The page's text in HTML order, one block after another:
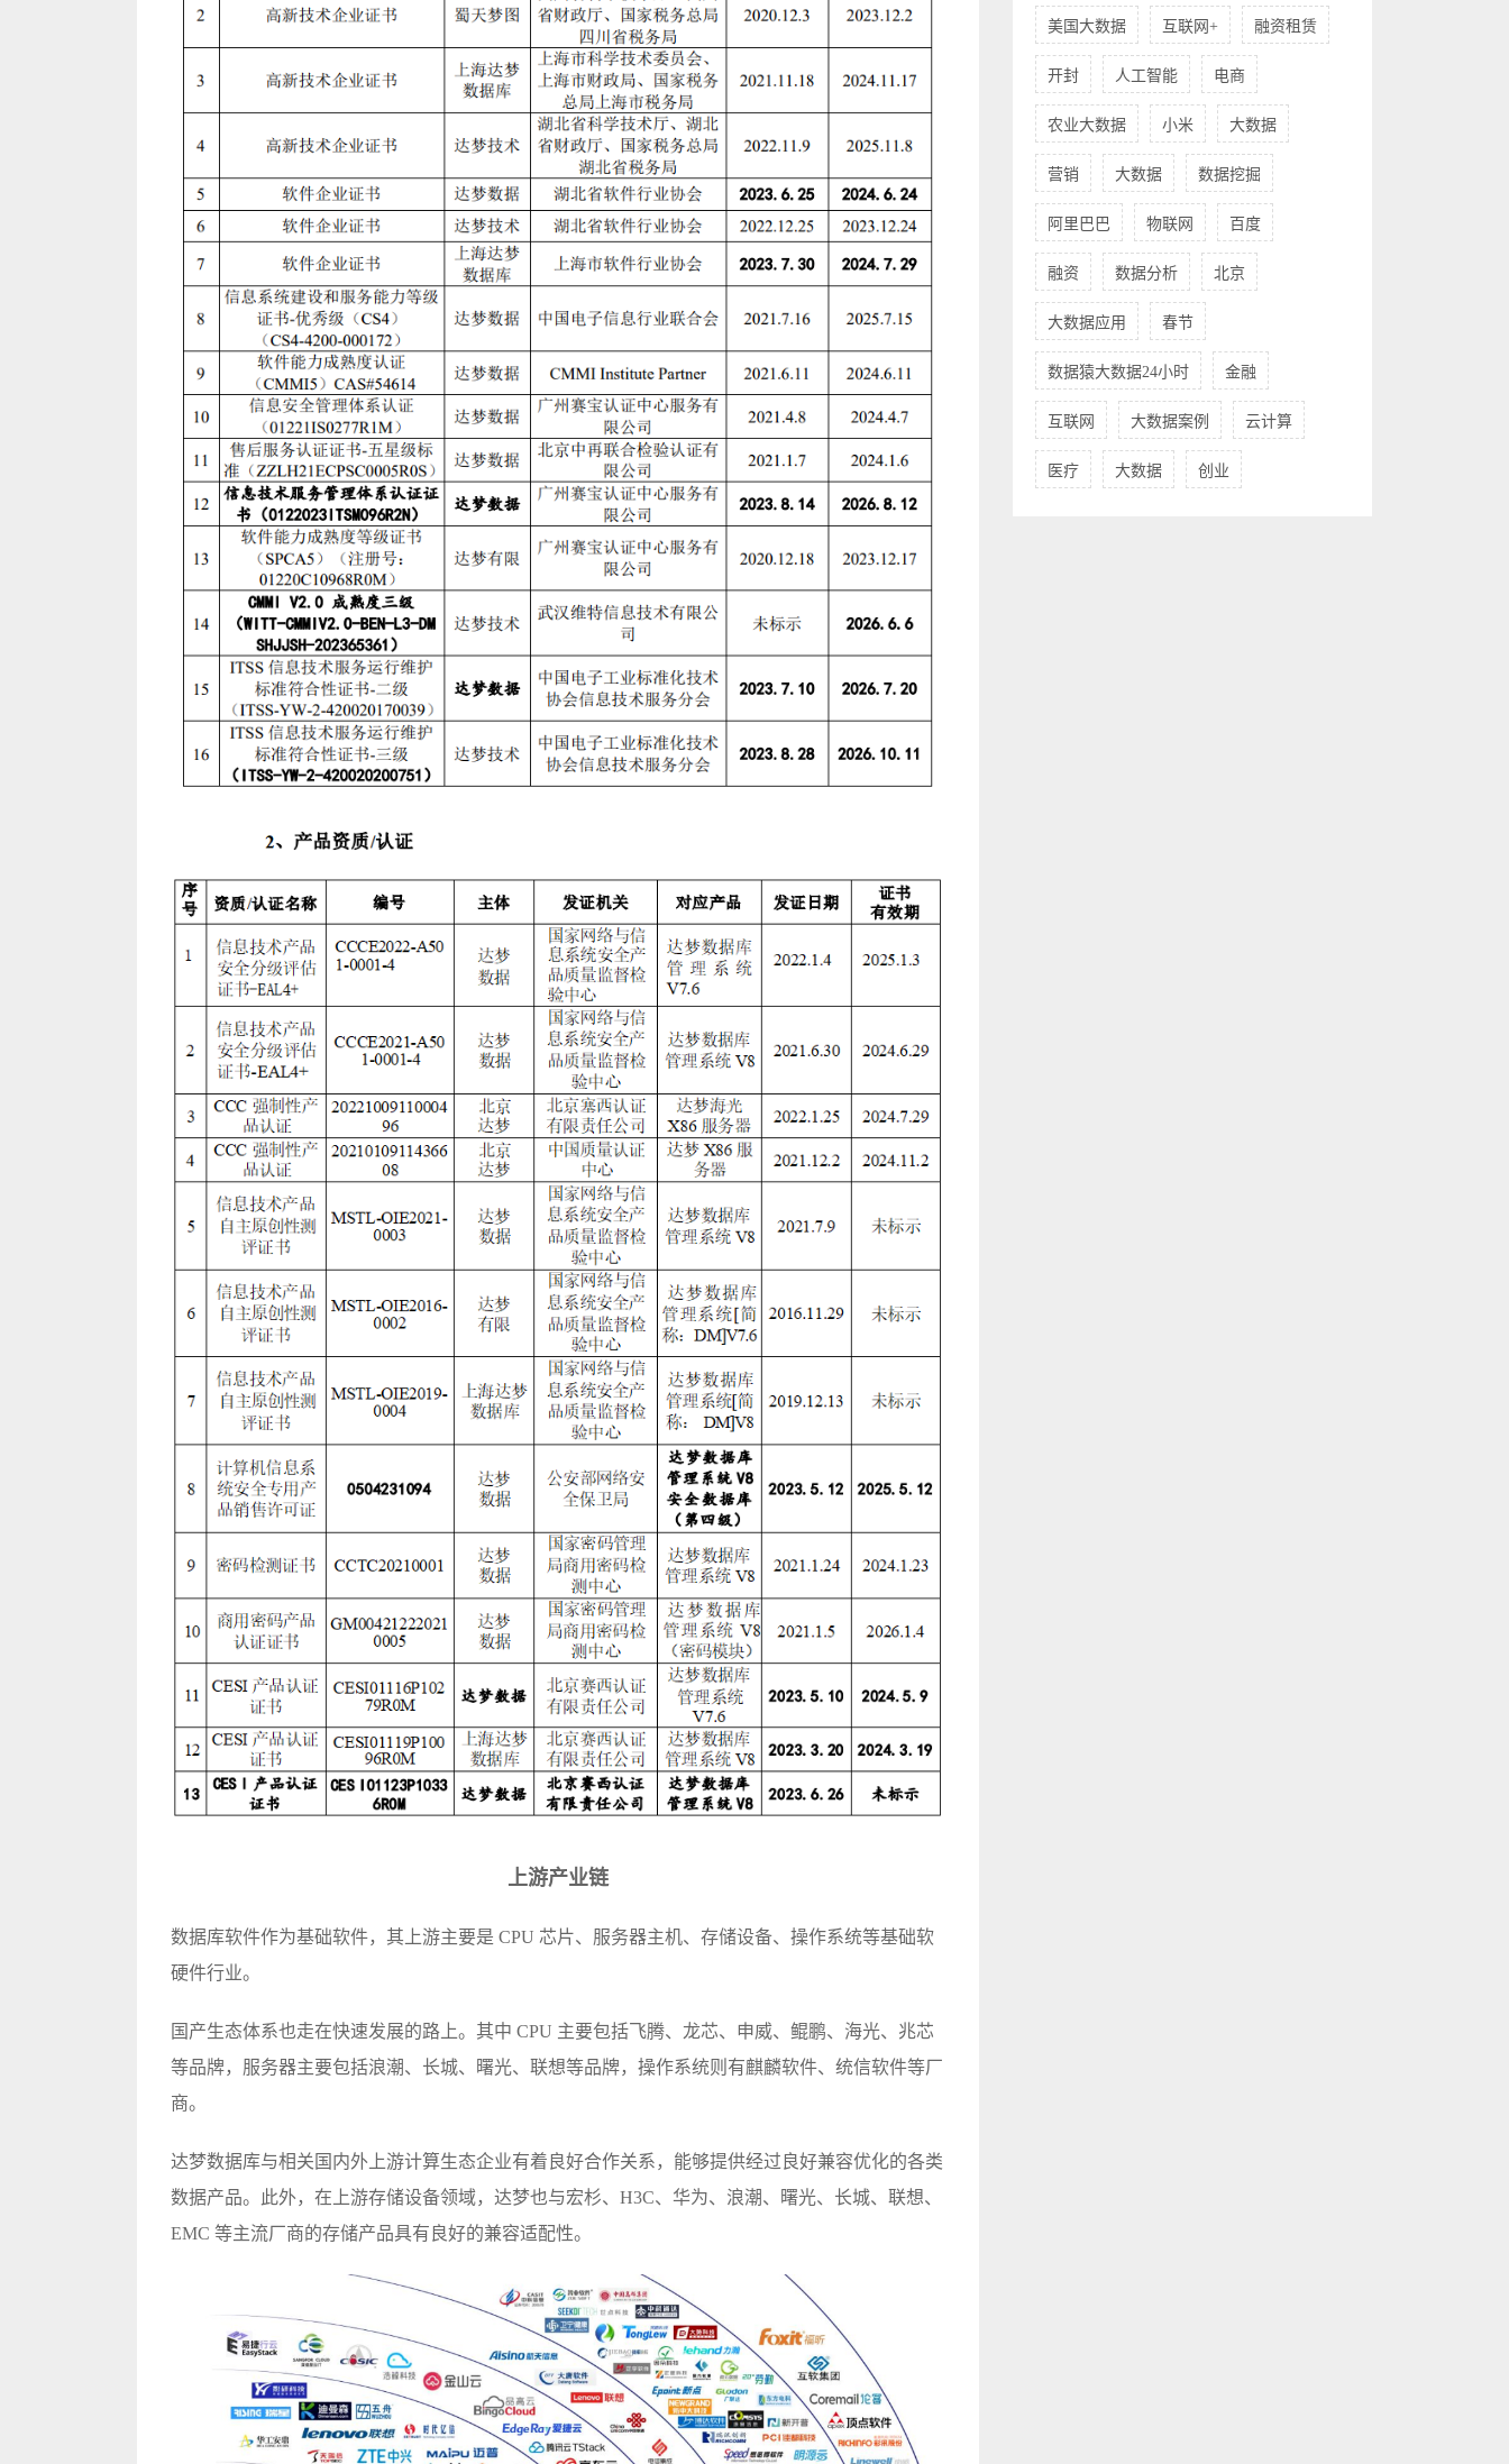
上游产业链
数据库软件作为基础软件，其上游主要是 CPU 芯片、服务器主机、存储设备、操作系统等基础软
硬件行业。
国产生态体系也走在快速发展的路上。其中 CPU 主要包括飞腾、龙芯、申威、鲲鹏、海光、兆芯
等品牌，服务器主要包括浪潮、长城、曙光、联想等品牌，操作系统则有麒麟软件、统信软件等厂
商。
达梦数据库与相关国内外上游计算生态企业有着良好合作关系，能够提供经过良好兼容优化的各类
数据产品。此外，在上游存储设备领域，达梦也与宏杉、H3C、华为、浪潮、曙光、长城、联想、
EMC 等主流厂商的存储产品具有良好的兼容适配性。
美国大数据 互联网+ 融资租赁
开封 人工智能 电商
农业大数据 小米 大数据
营销 大数据 数据挖掘
阿里巴巴 物联网 百度
融资 数据分析 北京
大数据应用 春节
数据猿大数据24小时 金融
互联网 大数据案例 云计算
医疗 大数据 创业